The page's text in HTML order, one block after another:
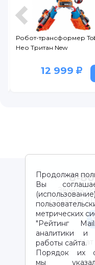
Робот-трансформер
Нео Тритан New
12 999
Продолжая
Вы
метрических
"Рейтинг
аналитики и
работы сайта.
Порядок их
мы
8-
Звонок
с 9:00 до
Чат